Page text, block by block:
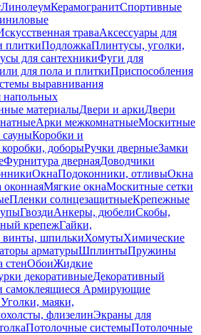
ЛинолеумКерамогранитСпортивные
траваАксессуары для
плиткиПодложкаПлинтусы, уголки,
для сантехникиФуги для
для пола и плиткиПриспособления
выравнивания
напольных
материалыДвери и аркиДвери
Арки межкомнатныеМоскитные
сауныКоробки и
доборыРучки дверныеЗамки
Фурнитура двернаяДоводчики
ОкнаПодоконники, отливыОкна
Мягкие окнаМоскитные сетки
Пленки солнцезащитныеКрепежные
ГвоздиАнкеры, дюбелиСкобы,
крепежГайки,
винты, шпилькиХомутыХимические
арматурыШплинтыПружины
стенОбоиЖидкие
декоративныеДекоративный
самоклеящиеся Армирующие
Уголки, маяки,
флизелинЭкраны для
Потолочные системыПотолочные